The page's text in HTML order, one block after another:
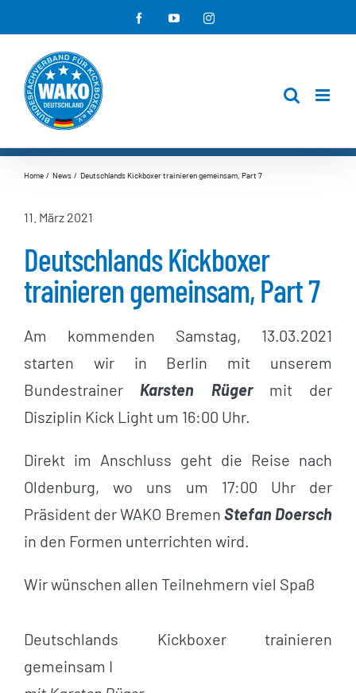
Inhalt
springen
FacebookYouTubeInstagram
Home News Deutschlands Kickboxer trainieren gemeinsam, Part 7
11. März 2021
Deutschlands Kickboxer
trainieren gemeinsam, Part 7
Am kommenden Samstag, 13.03.2021
starten wir in Berlin mit unserem
Bundestrainer Karsten Rügermit der
Disziplin Kick Light um 16:00 Uhr.
Direkt im Anschluss geht die Reise nach
Oldenburg, wo uns um 17:00 Uhr der
Präsident der WAKO Bremen Stefan Doersch
in den Formen unterrichten wird.
Wir wünschen allen Teilnehmern viel Spaß
Deutschlands Kickboxer trainieren
gemeinsam I